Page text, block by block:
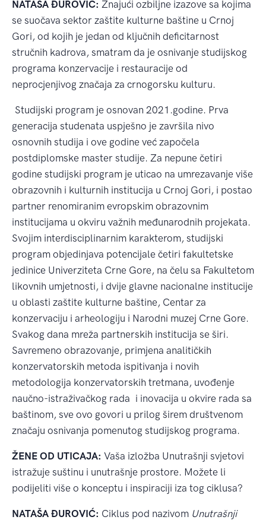
NATAŠA ĐUROVIĆ: Znajući ozbiljne izazove sa kojima
se suočava sektor zaštite kulturne baštine u Crnoj
Gori, od kojih je jedan od ključnih deficitarnost
stručnih kadrova, smatram da je osnivanje studijskog
programa konzervacije i restauracije od
neprocjenjivog značaja za crnogorsku kulturu.
Studijski program je osnovan 2021.godine. Prva
generacija studenata uspješno je završila nivo
osnovnih studija i ove godine već započela
postdiplomske master studije. Za nepune četiri
godine studijski program je uticao na umrezavanje više
obrazovnih i kulturnih institucija u Crnoj Gori, i postao
partner renomiranim evropskim obrazovnim
institucijama u okviru važnih međunarodnih projekata.
Svojim interdisciplinarnim karakterom, studijski
program objedinjava potencijale četiri fakultetske
jedinice Univerziteta Crne Gore, na čelu sa Fakultetom
likovnih umjetnosti, i dvije glavne nacionalne institucije
u oblasti zaštite kulturne baštine, Centar za
konzervaciju i arheologiju i Narodni muzej Crne Gore.
Svakog dana mreža partnerskih institucija se širi.
Savremeno obrazovanje, primjena analitičkih
konzervatorskih metoda ispitivanja i novih
metodologija konzervatorskih tretmana, uvođenje
naučno-istraživačkog rada i inovacija u okvire rada sa
baštinom, sve ovo govori u prilog širem društvenom
značaju osnivanja pomenutog studijskog programa.
ŽENE OD UTICAJA: Vaša izložba Unutrašnji svjetovi
istražuje suštinu i unutrašnje prostore. Možete li
podijeliti više o konceptu i inspiraciji iza tog ciklusa?
NATAŠA ĐUROVIĆ: Ciklus pod nazivom Unutrašnji